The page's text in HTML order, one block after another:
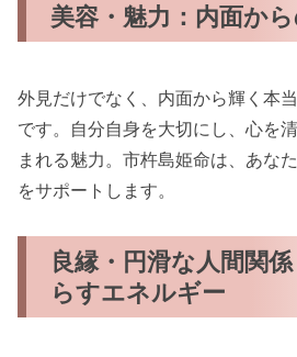
美容・魅力：内面か
外見だけでなく、内面から輝く本
です。自分自身を大切にし、心を
まれる魅力。市杵島姫命は、あな
をサポートします。
良縁・円滑な人間関
らすエネルギー